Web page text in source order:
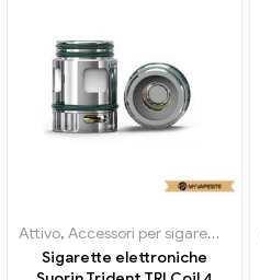
Attivo, Accessori per sigarette elettroniche
Sigarette elettroniche